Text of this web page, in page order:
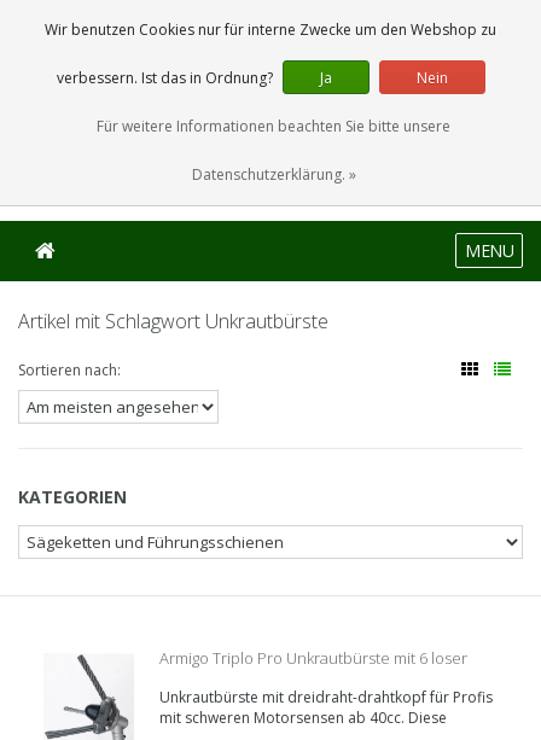
0 Artikel
MENU
Artikel mit Schlagwort Unkrautbürste
Sortieren nach:
KATEGORIEN
Armigo Triplo Pro Unkrautbürste mit 6 loser
Bürste
Unkrautbürste mit dreidraht-drahtkopf für Profis
mit schweren Motorsensen ab 40cc. Diese
Wir benutzen Cookies nur für interne Zwecke um den Webshop zu
verbessern. Ist das in Ordnung? Ja Nein
Für weitere Informationen beachten Sie bitte unsere
Datenschutzerklärung. »